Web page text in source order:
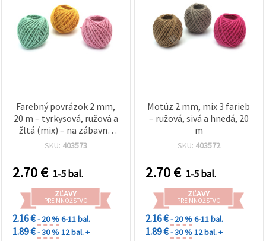
Farebný povrázok 2 mm,
20 m – tyrkysová, ružová a
žltá (mix) – na zábavné
DIY nápady
SKU: 403573
2.70€ 1-5 bal.
ZĽAVY
PRE MNOŽSTVO
2.16 €- 20 %6-11 bal.
1.89 €- 30 %12 bal. +
Motúz 2 mm, mix 3 farieb
– ružová, sivá a hnedá, 20
m
SKU: 403572
2.70€ 1-5 bal.
ZĽAVY
PRE MNOŽSTVO
2.16 €- 20 %6-11 bal.
1.89 €- 30 %12 bal. +